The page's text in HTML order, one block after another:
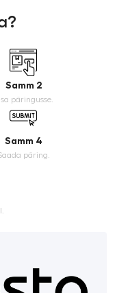
Samm 2
päringusse.
Samm 4
päring.